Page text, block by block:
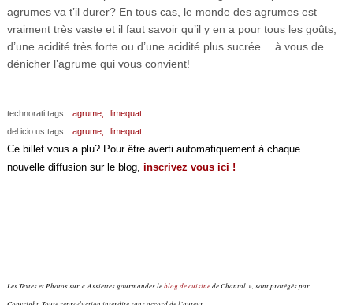
agrumes va t’il durer? En tous cas, le monde des agrumes est
vraiment très vaste et il faut savoir qu’il y en a pour tous les goûts,
d’une acidité très forte ou d’une acidité plus sucrée… à vous de
dénicher l’agrume qui vous convient!
technorati tags: agrume,
limequat
del.icio.us tags:
agrume, limequat
Ce billet vous a plu? Pour être averti automatiquement à chaque
nouvelle diffusion sur le blog, inscrivez vous ici !
Les Textes et Photos sur « Assiettes gourmandes leblog de cuisinede Chantal », sont protégés par